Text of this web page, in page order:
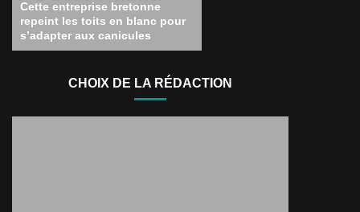
Cette entreprise bretonne
repeint les toits en blanc pour
s’adapter aux canicules
CHOIX DE LA RÉDACTION